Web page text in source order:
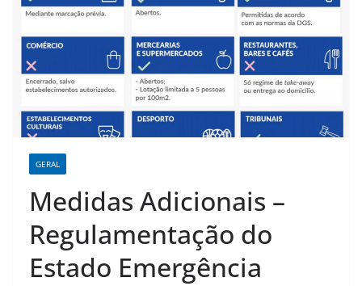
GERAL
Medidas Adicionais –
Regulamentação do
Estado Emergência